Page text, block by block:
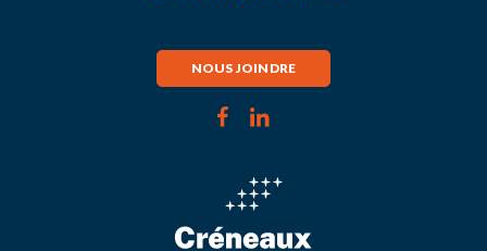
NOUS JOINDRE